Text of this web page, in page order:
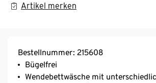
Artikel merken
Bestellnummer: 215608
Bügelfrei
Wendebettwäsche mit